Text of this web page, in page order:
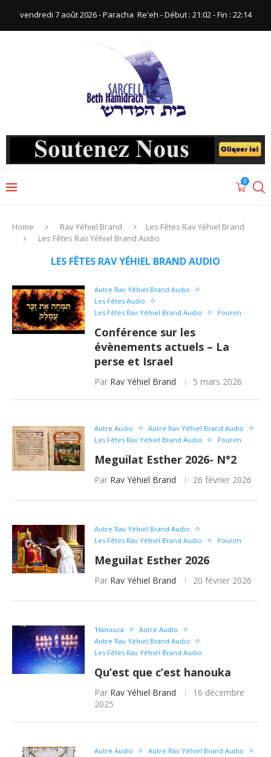
vendredi 7 août 2026 - Paracha ‪ Re'eh‬ - Début : 21:02‬ - Fin : ‪22:14‬
0
Home Rav Yéhiel Brand
Les Fêtes Rav Yéhiel Brand
Les Fêtes Rav Yéhiel Brand Audio
LES FÊTES RAV YÉHIEL BRAND AUDIO
Autre Rav Yéhiel Brand Audio
Les Fêtes Audio
Les Fêtes Rav Yéhiel Brand Audio
Pourim
Conférence sur les
évènements actuels – La
perse et Israel
Par Rav Yéhiel Brand 5 mars 2026
Autre Audio
Autre Rav Yéhiel Brand Audio
Les Fêtes Rav Yéhiel Brand Audio
Pourim
Meguilat Esther 2026- N°2
Par Rav Yéhiel Brand 26 février 2026
Autre Rav Yéhiel Brand Audio
Les Fêtes Rav Yéhiel Brand Audio
Pourim
Meguilat Esther 2026
Par Rav Yéhiel Brand 20 février 2026
'Hanouca
Autre Audio
Autre Rav Yéhiel Brand Audio
Les Fêtes Rav Yéhiel Brand Audio
Qu’est que c’est hanouka
Par Rav Yéhiel Brand
16 décembre
2025
Autre Audio
Autre Rav Yéhiel Brand Audio